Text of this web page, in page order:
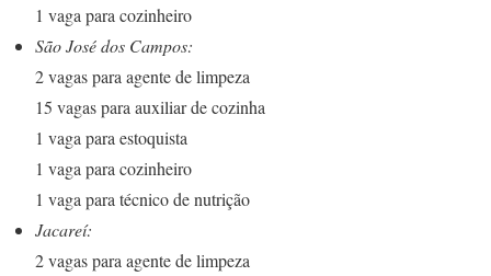
1 vaga para cozinheiro
São José dos Campos:
2 vagas para agente de limpeza
15 vagas para auxiliar de cozinha
1 vaga para estoquista
1 vaga para cozinheiro
1 vaga para técnico de nutrição
Jacareí:
2 vagas para agente de limpeza